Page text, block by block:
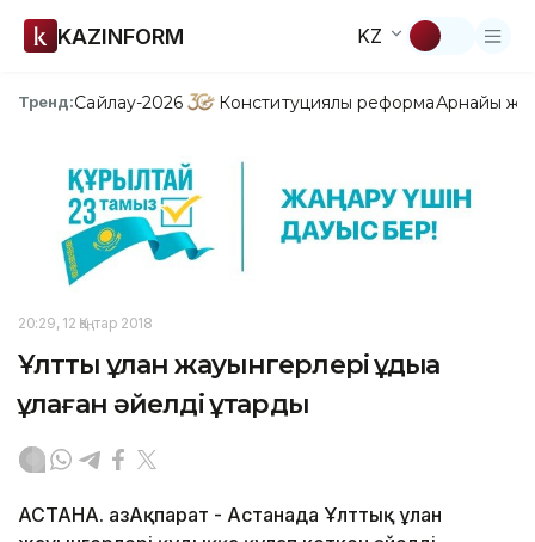
KAZINFORM KZ
Тренд:Сайлау-2026 Конституциялық реформаАрнайы
20:29, 12 Қаңтар 2018
Ұлттық ұлан жауынгерлері құдыққа
құлаған әйелді құтқарды
АСТАНА. ҚазАқпарат - Астанада Ұлттық ұлан